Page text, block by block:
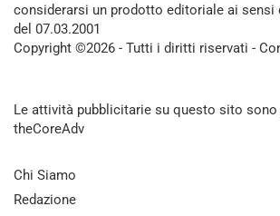
considerarsi un prodotto editoriale ai sensi
del 07.03.2001
Copyright ©2026 - Tutti i diritti riservati -
Le attività pubblicitarie su questo sito
theCoreAdv
Chi Siamo
Redazione